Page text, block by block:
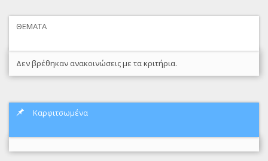
ΘΕΜΑΤΑ
Δεν βρέθηκαν ανακοινώσεις με τα κριτήρια.
Καρφιτσωμένα